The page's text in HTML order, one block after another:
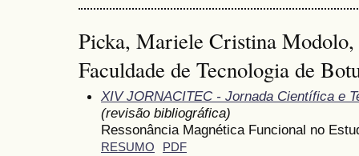
Picka, Mariele Cristina Modolo,
Faculdade de Tecnologia de
XIV JORNACITEC - Jornada Científica e
(revisão bibliográfica)
Ressonância Magnética Funcional no
RESUMO PDF